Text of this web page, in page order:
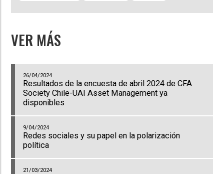
VER MÁS
26/04/2024
Resultados de la encuesta de abril 2024 de CFA
Society Chile-UAI Asset Management ya
disponibles
9/04/2024
Redes sociales y su papel en la polarización
política
21/03/2024